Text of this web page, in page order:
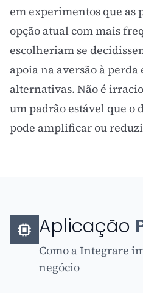
em experimentos que as
opção atual com mais
escolheriam se
apoia na aversão à perda
alternativas. Não é
um padrão estável que o
pode amplificar ou
Aplicação
Como a Integrare
negócio